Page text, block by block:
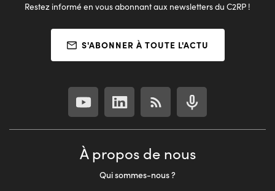
Restez informé en vous abonnant aux newsletters du C2RP !
S'ABONNER À TOUTE L'ACTU
À propos de nous
Qui sommes-nous ?